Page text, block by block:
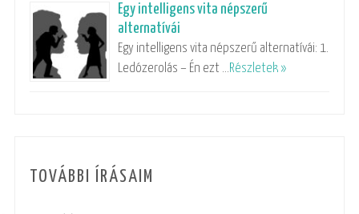
Egy intelligens vita népszerű
alternatívái
Egy intelligens vita népszerű alternatívái: 1.
Ledózerolás – Én ezt …Részletek »
TOVÁBBI ÍRÁSAIM